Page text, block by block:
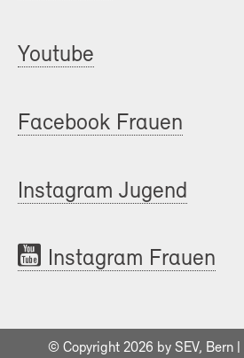
Youtube
Facebook Frauen
Instagram Jugend
Instagram Frauen
© Copyright 2026 by SEV, Bern |